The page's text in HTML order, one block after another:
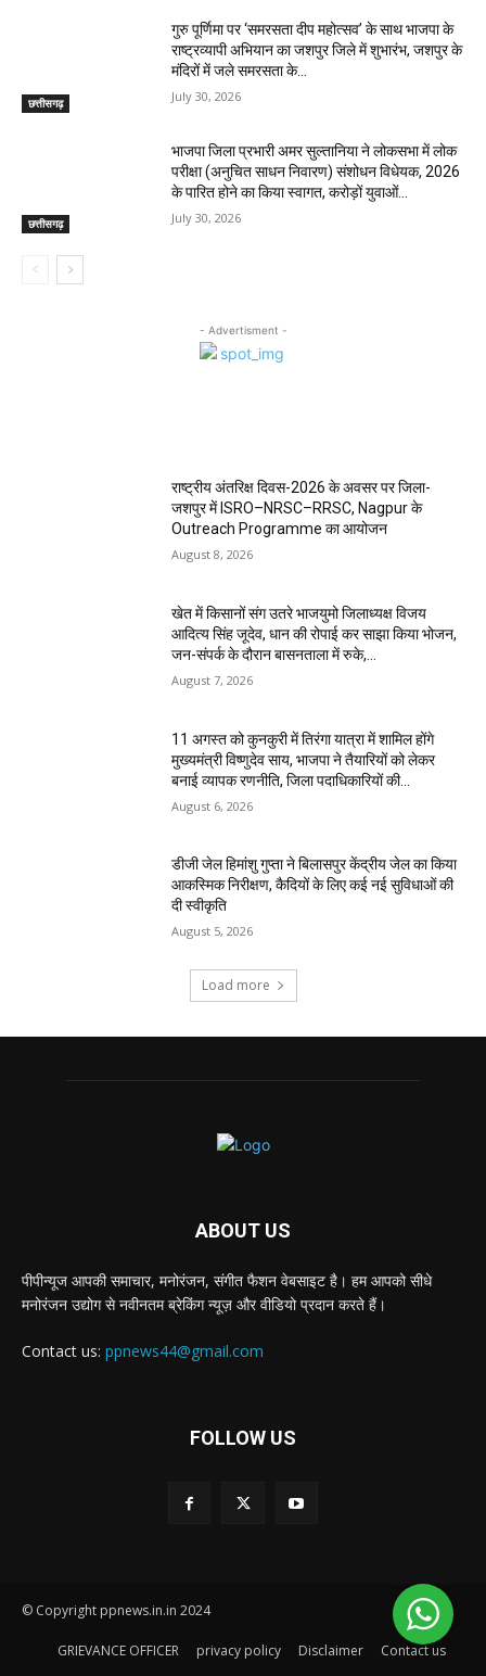
छत्तीसगढ़
गुरु पूर्णिमा पर ‘समरसता दीप महोत्सव’ के साथ भाजपा के
राष्ट्रव्यापी अभियान का जशपुर जिले में शुभारंभ, जशपुर के
मंदिरों में जले समरसता के...
July 30, 2026
छत्तीसगढ़
भाजपा जिला प्रभारी अमर सुल्तानिया ने लोकसभा में लोक
परीक्षा (अनुचित साधन निवारण) संशोधन विधेयक, 2026
के पारित होने का किया स्वागत, करोड़ों युवाओं...
July 30, 2026
- Advertisment -
राष्ट्रीय अंतरिक्ष दिवस-2026 के अवसर पर जिला-
जशपुर में ISRO–NRSC–RRSC, Nagpur के
Outreach Programme का आयोजन
August 8, 2026
खेत में किसानों संग उतरे भाजयुमो जिलाध्यक्ष विजय
आदित्य सिंह जूदेव, धान की रोपाई कर साझा किया भोजन,
जन-संपर्क के दौरान बासनताला में रुके,...
August 7, 2026
11 अगस्त को कुनकुरी में तिरंगा यात्रा में शामिल होंगे
मुख्यमंत्री विष्णुदेव साय, भाजपा ने तैयारियों को लेकर
बनाई व्यापक रणनीति, जिला पदाधिकारियों की...
August 6, 2026
डीजी जेल हिमांशु गुप्ता ने बिलासपुर केंद्रीय जेल का किया
आकस्मिक निरीक्षण, कैदियों के लिए कई नई सुविधाओं की
दी स्वीकृति
August 5, 2026
Load more
ABOUT US
पीपीन्यूज आपकी समाचार, मनोरंजन, संगीत फैशन वेबसाइट है। हम आपको सीधे
मनोरंजन उद्योग से नवीनतम ब्रेकिंग न्यूज़ और वीडियो प्रदान करते हैं।
Contact us: ppnews44@gmail.com
FOLLOW US
© Copyright ppnews.in.in 2024
GRIEVANCE OFFICER privacy policy Disclaimer Contact us